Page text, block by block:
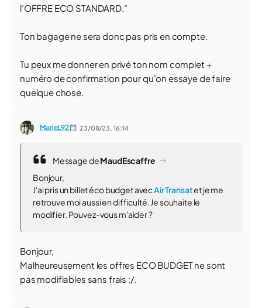
l’OFFRE ECO STANDARD."
Ton bagage ne sera donc pas pris en compte.
Tu peux me donner en privé ton nom complet +
numéro de confirmation pour qu'on essaye de faire
quelque chose.
MarieL92 23/08/23, 16:14
Message deMaudEscaffre
Bonjour,
J'ai pris un billet éco budget avecAir Transatet je me
retrouve moi aussi en difficulté. Je souhaite le
modifier. Pouvez-vous m'aider ?
Bonjour,
Malheureusement les offres ECO BUDGET ne sont
pas modifiables sans frais :/.